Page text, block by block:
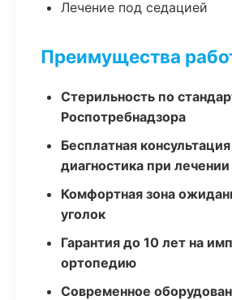
Лечение под седацией
Преимущества
Стерильность по
Роспотребнадзора
Бесплатная
диагностика при лечении
Комфортная зона
уголок
Гарантия до 10 лет на
ортопедию
Современное